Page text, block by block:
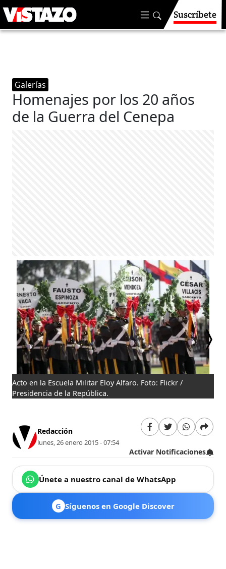
Suscríbete
Galerías
Homenajes por los 20 años
de la Guerra del Cenepa
Acto en la Escuela Militar Eloy Alfaro. Foto: Flickr /
Presidencia de la República.
Redacción
lunes, 26 enero 2015 - 07:54
Activar Notificaciones
Únete a nuestro canal de WhatsApp
G Síguenos en Google Discover